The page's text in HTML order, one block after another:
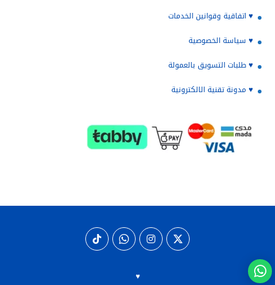
♥️ اتفاقية وقوانين الخدمات
♥️ سياسة الخصوصية
♥️ طلبات التسويق بالعمولة
♥️ مدونة تقنية الالكترونية
♥️